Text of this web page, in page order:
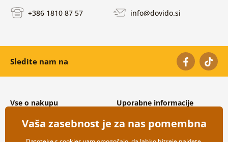
+386 1810 87 57 info@dovido.si
Sledite nam na
Vse o nakupu
Splošni in reklamacijski pogoji
Varovanje osebnih podatkov
Možnosti dostave in plačila
Uporabne informacije
Pogosto zastavljena vprašanja
Kontakti
Vaša zasebnost je za nas pomembna